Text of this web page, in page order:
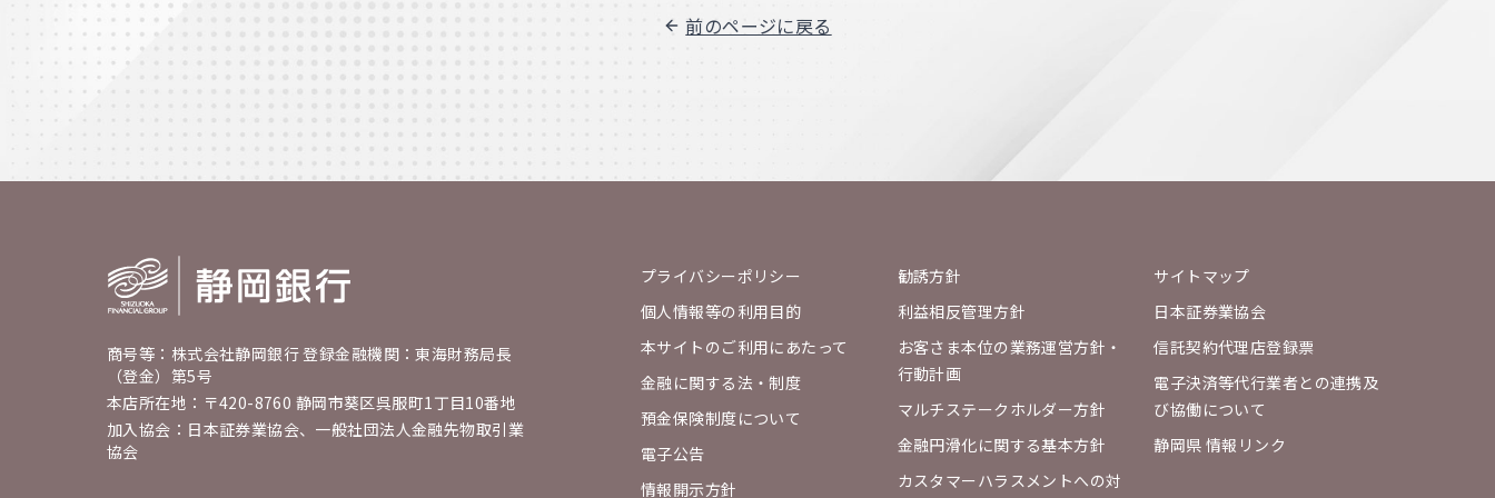
前のページに戻る
商号等：株式会社静岡銀行 登録金融機関：東海財務局長
（登金）第5号
本店所在地：〒420-8760 静岡市葵区呉服町1丁目10番地
加入協会：日本証券業協会、一般社団法人金融先物取引業
協会
プライバシーポリシー
個人情報等の利用目的
本サイトのご利用にあたって
金融に関する法・制度
預金保険制度について
電子公告
情報開示方針
勧誘方針
利益相反管理方針
お客さま本位の業務運営方針・
行動計画
マルチステークホルダー方針
金融円滑化に関する基本方針
カスタマーハラスメントへの対
サイトマップ
日本証券業協会
信託契約代理店登録票
電子決済等代行業者との連携及
び協働について
静岡県 情報リンク